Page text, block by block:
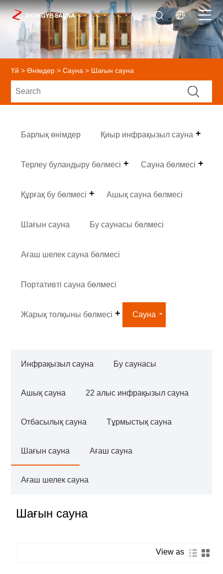
Үй > Өнімдер >Сауна > Шағын сауна
Барлық өнімдер Қиыр инфрақызыл сауна
Терлеу буландыру бөлмесі Сауна бөлмесі
Құрғақ бу бөлмесі Ашық сауна бөлмесі
Шағын сауна Бу саунасы бөлмесі
Ағаш шелек сауна бөлмесі
Портативті сауна бөлмесі
Жарық толқыны бөлмесі Сауна
Инфрақызыл сауна Бу саунасы
Ашық сауна 22 алыс инфрақызыл сауна
Отбасылық сауна Тұрмыстық сауна
Шағын сауна Ағаш сауна
Ағаш шелек сауна
Шағын сауна
View as